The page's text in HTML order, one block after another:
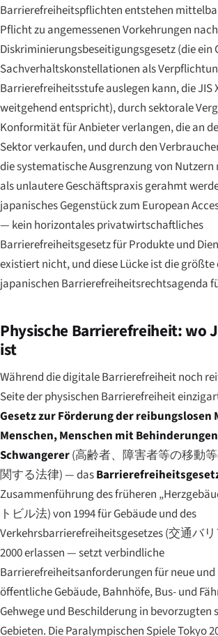
Barrierefreiheitspflichten entstehen
Pflicht zu angemessenen Vorkehrungen
Diskriminierungsbeseitigungsgesetz (die ein
Sachverhaltskonstellationen als
Barrierefreiheitsstufe auslegen kann, die JIS
weitgehend entspricht), durch sektorale
Konformität für Anbieter verlangen, die an
Sektor verkaufen, und durch den
die systematische Ausgrenzung von
als unlautere Geschäftspraxis gerahmt
japanisches Gegenstück zum European
— kein horizontales privatwirtschaftliches
Barrierefreiheitsgesetz für Produkte und
existiert nicht, und diese Lücke ist die größte
japanischen Barrierefreiheitsrechtsagenda
Physische Barrierefreiheit: wo
ist
Während die digitale Barrierefreiheit noch
Seite der physischen Barrierefreiheit
Gesetz zur Förderung der
Menschen, Menschen mit
Schwangerer(高齢者、障害者等の移動
関する法律) — das
Zusammenführung des früheren
トビル法) von 1994 für Gebäude und des
Verkehrsbarrierefreiheitsgesetzes (交通バ
2000 erlassen — setzt verbindliche
Barrierefreiheitsanforderungen für neue
öffentliche Gebäude, Bahnhöfe, Bus- und
Gehwege und Beschilderung in bevorzugten
Gebieten. Die Paralympischen Spiele Tokyo